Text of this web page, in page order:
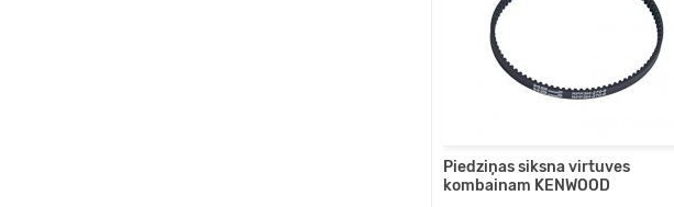
Piedziņas siksna virtuves
kombainam KENWOOD